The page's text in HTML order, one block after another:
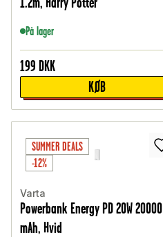
På lager
199 DKK
KØB
SUMMER DEALS
-12%
Varta
Powerbank Energy PD 20W 20000
mAh, Hvid